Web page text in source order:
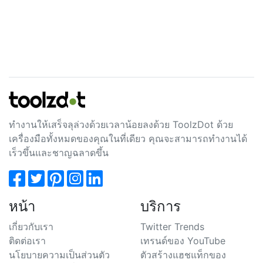
ทำงานให้เสร็จลุล่วงด้วยเวลาน้อยลงด้วย ToolzDot ด้วย
เครื่องมือทั้งหมดของคุณในที่เดียว คุณจะสามารถทำงานได้
เร็วขึ้นและชาญฉลาดขึ้น
หน้า
เกี่ยวกับเรา
ติดต่อเรา
นโยบายความเป็นส่วนตัว
บริการ
Twitter Trends
เทรนด์ของ YouTube
ตัวสร้างแฮชแท็กของ